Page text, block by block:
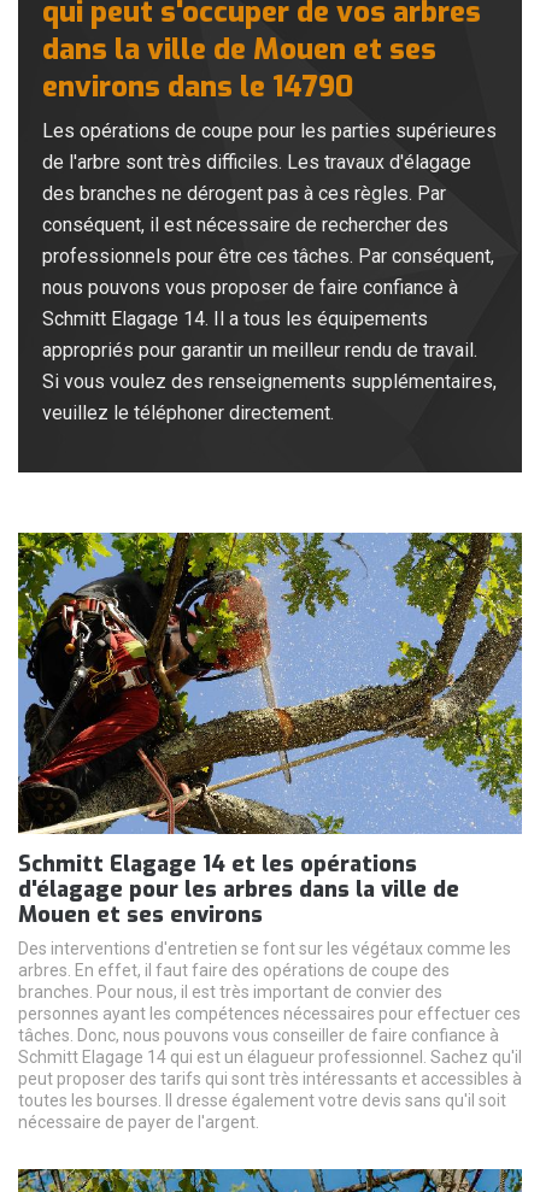
qui peut s'occuper de vos arbres
dans la ville de Mouen et ses
environs dans le 14790
Les opérations de coupe pour les parties supérieures
de l'arbre sont très difficiles. Les travaux d'élagage
des branches ne dérogent pas à ces règles. Par
conséquent, il est nécessaire de rechercher des
professionnels pour être ces tâches. Par conséquent,
nous pouvons vous proposer de faire confiance à
Schmitt Elagage 14. Il a tous les équipements
appropriés pour garantir un meilleur rendu de travail.
Si vous voulez des renseignements supplémentaires,
veuillez le téléphoner directement.
Schmitt Elagage 14 et les opérations
d'élagage pour les arbres dans la ville de
Mouen et ses environs
Des interventions d'entretien se font sur les végétaux comme les
arbres. En effet, il faut faire des opérations de coupe des
branches. Pour nous, il est très important de convier des
personnes ayant les compétences nécessaires pour effectuer ces
tâches. Donc, nous pouvons vous conseiller de faire confiance à
Schmitt Elagage 14 qui est un élagueur professionnel. Sachez qu'il
peut proposer des tarifs qui sont très intéressants et accessibles à
toutes les bourses. Il dresse également votre devis sans qu'il soit
nécessaire de payer de l'argent.